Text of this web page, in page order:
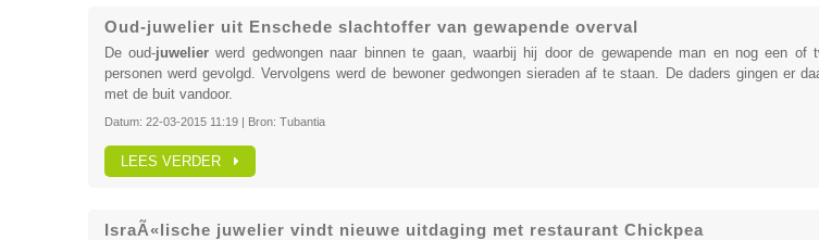
Oud-juwelier uit Enschede slachtoffer van gewapende overval
De oud-juwelierwerd gedwongen naar binnen te gaan, waarbij hij door de gewapende man en nog een of
personen werd gevolgd. Vervolgens werd de bewoner gedwongen sieraden af te staan. De daders gingen er
met de buit vandoor.
Datum: 22-03-2015 11:19| Bron: Tubantia
LEES VERDER
IsraÃ«lische juwelier vindt nieuwe uitdaging met restaurant Chickpea